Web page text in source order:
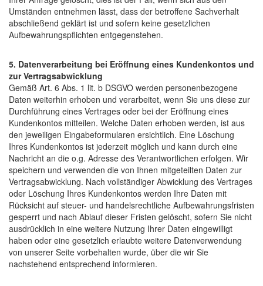
Umständen entnehmen lässt, dass der betroffene Sachverhalt
abschließend geklärt ist und sofern keine gesetzlichen
Aufbewahrungspflichten entgegenstehen.
5. Datenverarbeitung bei Eröffnung eines Kundenkontos und
zur Vertragsabwicklung
Gemäß Art. 6 Abs. 1 lit. b DSGVO werden personenbezogene
Daten weiterhin erhoben und verarbeitet, wenn Sie uns diese zur
Durchführung eines Vertrages oder bei der Eröffnung eines
Kundenkontos mitteilen. Welche Daten erhoben werden, ist aus
den jeweiligen Eingabeformularen ersichtlich. Eine Löschung
Ihres Kundenkontos ist jederzeit möglich und kann durch eine
Nachricht an die o.g. Adresse des Verantwortlichen erfolgen. Wir
speichern und verwenden die von Ihnen mitgeteilten Daten zur
Vertragsabwicklung. Nach vollständiger Abwicklung des Vertrages
oder Löschung Ihres Kundenkontos werden Ihre Daten mit
Rücksicht auf steuer- und handelsrechtliche Aufbewahrungsfristen
gesperrt und nach Ablauf dieser Fristen gelöscht, sofern Sie nicht
ausdrücklich in eine weitere Nutzung Ihrer Daten eingewilligt
haben oder eine gesetzlich erlaubte weitere Datenverwendung
von unserer Seite vorbehalten wurde, über die wir Sie
nachstehend entsprechend informieren.